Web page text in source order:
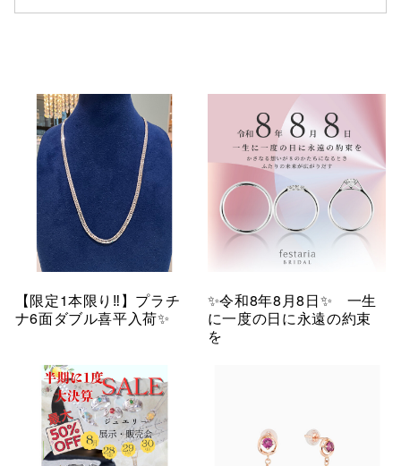
【限定1本限り‼︎】プラチ
ナ6面ダブル喜平入荷✨
✨令和8年8月8日✨ 一生
に一度の日に永遠の約束
を